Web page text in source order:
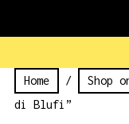
Home / Shop
di Blufi”